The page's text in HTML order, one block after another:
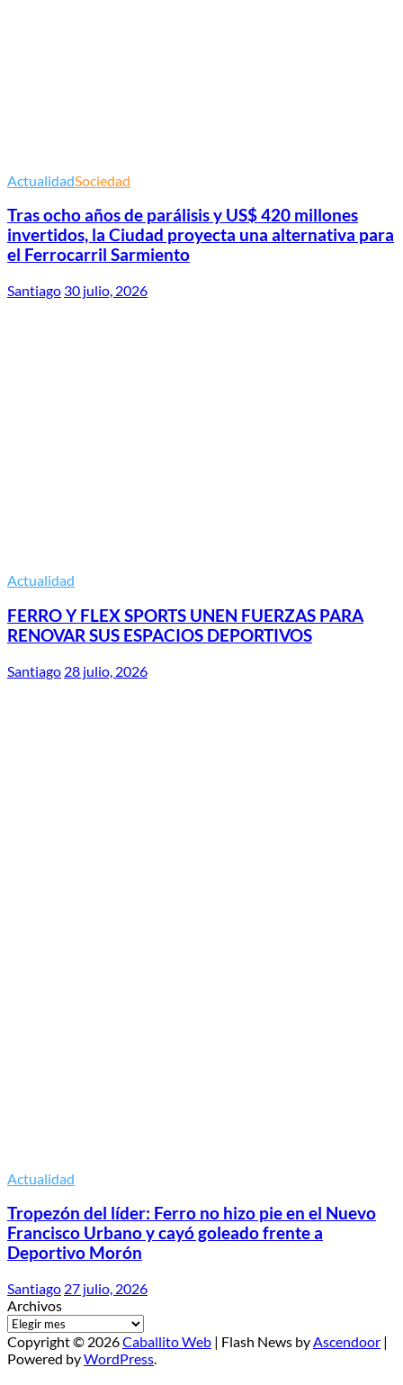
ActualidadSociedad
Tras ocho años de parálisis y US$ 420 millones
invertidos, la Ciudad proyecta una alternativa para
el Ferrocarril Sarmiento
Santiago 30 julio, 2026
Actualidad
FERRO Y FLEX SPORTS UNEN FUERZAS PARA
RENOVAR SUS ESPACIOS DEPORTIVOS
Santiago 28 julio, 2026
Actualidad
Tropezón del líder: Ferro no hizo pie en el Nuevo
Francisco Urbano y cayó goleado frente a
Deportivo Morón
Santiago 27 julio, 2026
Archivos
Copyright © 2026Caballito Web | Flash News byAscendoor |
Powered byWordPress.